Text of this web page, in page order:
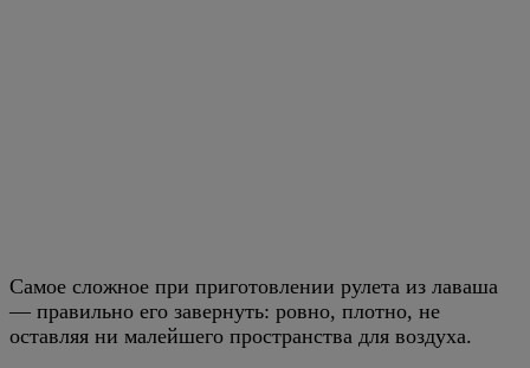
Самое сложное при приготовлении рулета из лаваша
— правильно его завернуть: ровно, плотно, не
оставляя ни малейшего пространства для воздуха.